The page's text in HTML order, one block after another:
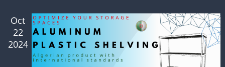
Oct
22
2024